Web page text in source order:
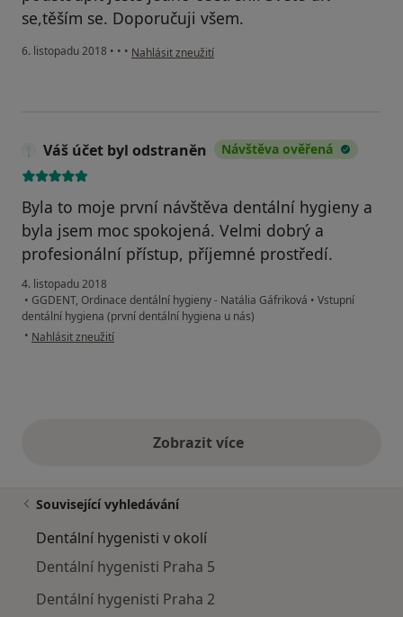
se,těším se. Doporučuji všem.
6. listopadu 2018 • • • podle názoru uživatele Váš účet byl odstraněn
Nahlásit zneužití
Váš účet byl odstraněn Návštěva ověřená
Byla to moje první návštěva dentální hygieny a
byla jsem moc spokojená. Velmi dobrý a
profesionální přístup, příjemné prostředí.
4. listopadu 2018
• GGDENT, Ordinace dentální hygieny - Natália Gáfriková • Vstupní
dentální hygiena (první dentální hygiena u nás)
• podle názoru uživatele Váš účet byl odstraněn
Nahlásit zneužití
Zobrazit vícevýše uvedené názory
Související vyhledávání
Dentální hygenisti v okolí
Dentální hygenisti Praha 5
Dentální hygenisti Praha 2